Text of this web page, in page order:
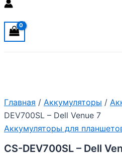
Главная / Аккумуляторы /
DEV700SL – Dell Venue 7
Аккумуляторы для
CS-DEV700SL – Dell